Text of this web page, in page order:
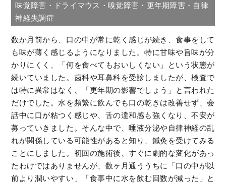
味覚障害・ドライマウス・嗅覚障害・更年期障害・自律
神経失調症
数か月前から、口の中が常に乾く感じが続き、食事をして
も味が薄く感じるようになりました。特に甘味や旨味が分
かりにくく、「何を食べてもおいしくない」という状態が
続いていました。歯科や耳鼻科を受診しましたが、検査で
は特に異常はなく、「更年期の影響でしょう」と言われた
だけでした。水を頻繁に飲んでも口の乾きは改善せず、会
話中に口が粘つく感じや、舌の違和感も強くなり、不安が
募っていきました。そんな中で、唾液分泌や自律神経の乱
れが関係している可能性があると知り、鍼灸を受けてみる
ことにしました。初回の施術後、すぐに劇的な変化があっ
たわけではありませんが、数ヶ月通ううちに「口の中が以
前より潤いやすい」「食事中に水を飲む回数が減った」と